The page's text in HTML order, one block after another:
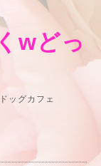
wどっ
ッグカフェ